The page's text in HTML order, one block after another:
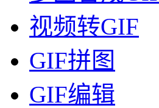
视频转GIF
GIF拼图
GIF编辑